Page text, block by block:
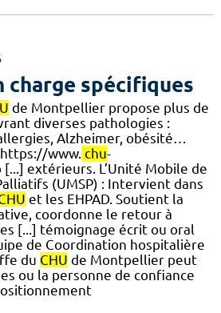
charge spécifiques
de Montpellier propose plus de
diverses pathologies :
Alzheimer, obésité…
https://www. chu-
extérieurs. L’Unité Mobile de
(UMSP) : Intervient dans
et les EHPAD. Soutient la
coordonne le retour à
[...] témoignage écrit ou oral
de Coordination hospitalière
du CHU de Montpellier peut
ou la personne de confiance